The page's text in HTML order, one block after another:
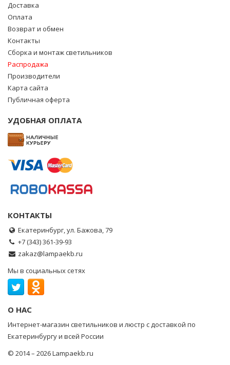
Доставка
Оплата
Возврат и обмен
Контакты
Сборка и монтаж светильников
Распродажа
Производители
Карта сайта
Публичная оферта
УДОБНАЯ ОПЛАТА
КОНТАКТЫ
Екатеринбург, ул. Бажова, 79
+7 (343) 361-39-93
zakaz@lampaekb.ru
Мы в социальных сетях
О НАС
Интернет-магазин светильников и люстр с доставкой по
Екатеринбургу и всей России
© 2014 – 2026 Lampaekb.ru